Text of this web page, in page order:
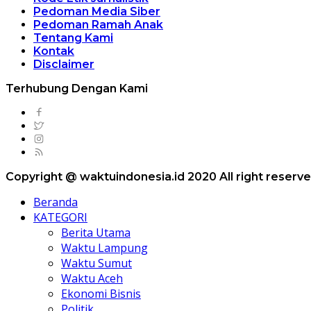
Pedoman Media Siber
Pedoman Ramah Anak
Tentang Kami
Kontak
Disclaimer
Terhubung Dengan Kami
Copyright @ waktuindonesia.id 2020 All right
Beranda
KATEGORI
Berita Utama
Waktu Lampung
Waktu Sumut
Waktu Aceh
Ekonomi Bisnis